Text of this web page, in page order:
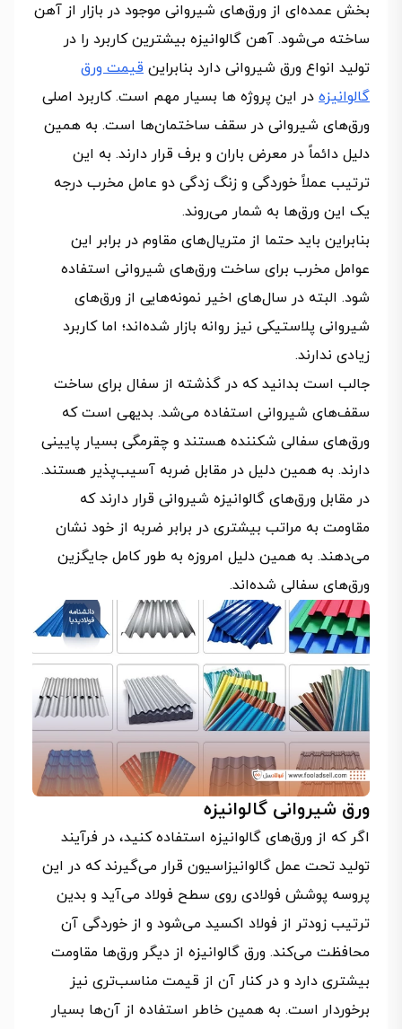
بخش عمده‌ای از ورق‌های شیروانی موجود در بازار از آهن
ساخته می‌شود. آهن گالوانیزه بیشترین کاربرد را در
تولید انواع ورق شیروانی دارد بنابراین قیمت ورق
گالوانیزه در این پروژه ها بسیار مهم است. کاربرد اصلی
ورق‌های شیروانی در سقف ساختمان‌ها است. به همین
دلیل دائماً در معرض باران و برف قرار دارند. به این
ترتیب عملاً خوردگی و زنگ زدگی دو عامل مخرب درجه
یک این ورق‌ها به شمار می‌روند.
بنابراین باید حتما از متریال‌های مقاوم در برابر این
عوامل مخرب برای ساخت ورق‌های شیروانی استفاده
شود. البته در سال‌های اخیر نمونه‌هایی از ورق‌های
شیروانی پلاستیکی نیز روانه بازار شده‌اند؛ اما کاربرد
زیادی ندارند.
جالب است بدانید که در گذشته از سفال برای ساخت
سقف‌های شیروانی استفاده می‌شد. بدیهی است که
ورق‌های سفالی شکننده هستند و چقرمگی بسیار پایینی
دارند. به همین دلیل در مقابل ضربه آسیب‌پذیر هستند.
در مقابل ورق‌های گالوانیزه شیروانی قرار دارند که
مقاومت به مراتب بیشتری در برابر ضربه از خود نشان
می‌دهند. به همین دلیل امروزه به طور کامل جایگزین
ورق‌های سفالی شده‌اند.
ورق شیروانی گالوانیزه
اگر که از ورق‌های گالوانیزه استفاده کنید، در فرآیند
تولید تحت عمل گالوانیزاسیون قرار می‌گیرند که در این
پروسه پوشش فولادی روی سطح فولاد می‌آید و بدین
ترتیب زودتر از فولاد اکسید می‌شود و از خوردگی آن
محافظت می‌کند. ورق گالوانیزه از دیگر ورق‌ها مقاومت
بیشتری دارد و در کنار آن از قیمت مناسب‌تری نیز
برخوردار است. به همین خاطر استفاده از آن‌ها بسیار